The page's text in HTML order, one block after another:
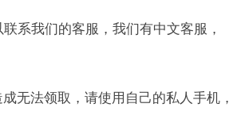
系我们的客服，我们有中文客服，
无法领取，请使用自己的私人手机，